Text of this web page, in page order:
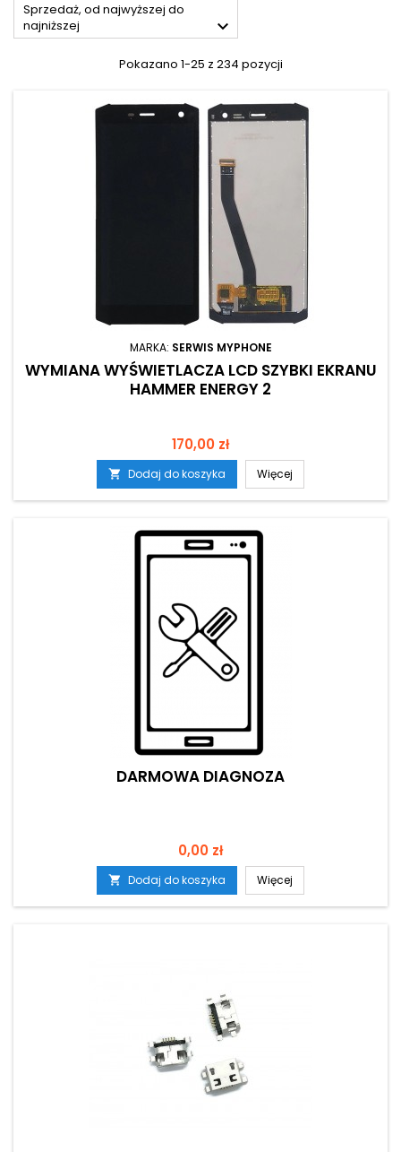
Sprzedaż, od najwyższej do
najniższej

Pokazano 1-25 z 234 pozycji
MARKA: SERWIS MYPHONE
WYMIANA WYŚWIETLACZA LCD SZYBKI EKRANU
HAMMER ENERGY 2
Cena
170,00 zł
 Dodaj do koszyka Więcej
DARMOWA DIAGNOZA
Cena
0,00 zł
 Dodaj do koszyka Więcej